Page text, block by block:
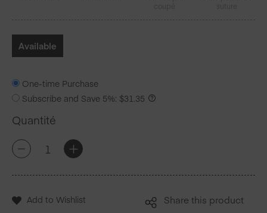
Available
One-time Purchase
Subscribe and Save 5%: $31.35
Quantité
-
quantité
de
+
Add to Wishlist Share this product